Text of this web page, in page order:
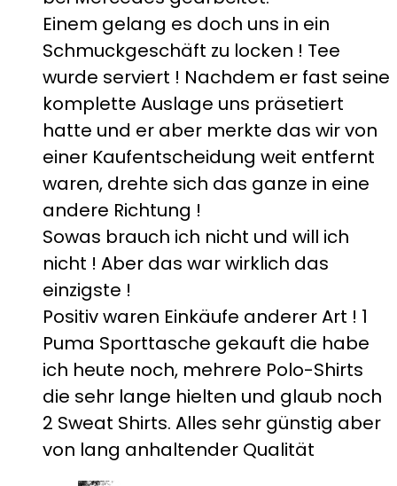
Einem gelang es doch uns in ein
Schmuckgeschäft zu locken ! Tee
wurde serviert ! Nachdem er fast seine
komplette Auslage uns präsetiert
hatte und er aber merkte das wir von
einer Kaufentscheidung weit entfernt
waren, drehte sich das ganze in eine
andere Richtung !
Sowas brauch ich nicht und will ich
nicht ! Aber das war wirklich das
einzigste !
Positiv waren Einkäufe anderer Art ! 1
Puma Sporttasche gekauft die habe
ich heute noch, mehrere Polo-Shirts
die sehr lange hielten und glaub noch
2 Sweat Shirts. Alles sehr günstig aber
von lang anhaltender Qualität